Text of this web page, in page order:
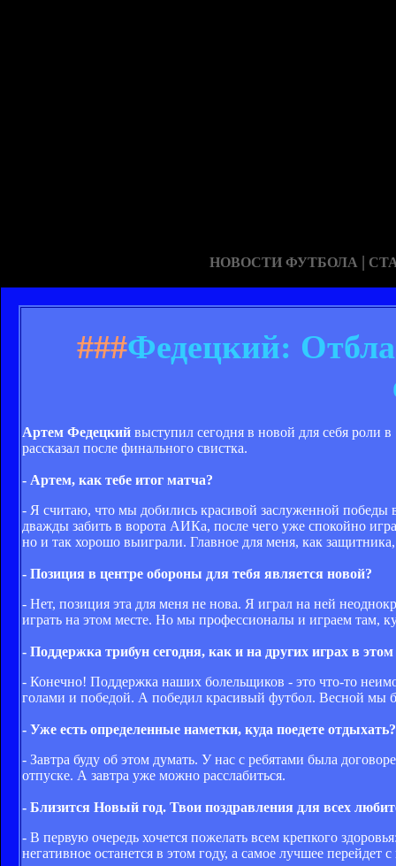
НОВОСТИ ФУТБОЛА |
###Федецкий:
Артем Федецкий выступил сегодня в новой для себя роли
рассказал после финального свистка.
- Артем, как тебе итог матча?
- Я считаю, что мы добились красивой заслуженной
дважды забить в ворота АИКа, после чего уже спокойно
но и так хорошо выиграли. Главное для меня, как
- Позиция в центре обороны для тебя является новой?
- Нет, позиция эта для меня не нова. Я играл на ней
играть на этом месте. Но мы профессионалы и играем там,
- Поддержка трибун сегодня, как и на других играх в
- Конечно! Поддержка наших болельщиков - это что-то
голами и победой. А победил красивый футбол. Весной мы
- Уже есть определенные наметки, куда поедете отдыхать?
- Завтра буду об этом думать. У нас с ребятами была
отпуске. А завтра уже можно расслабиться.
- Близится Новый год. Твои поздравления для всех
- В первую очередь хочется пожелать всем крепкого
негативное останется в этом году, а самое лучшее